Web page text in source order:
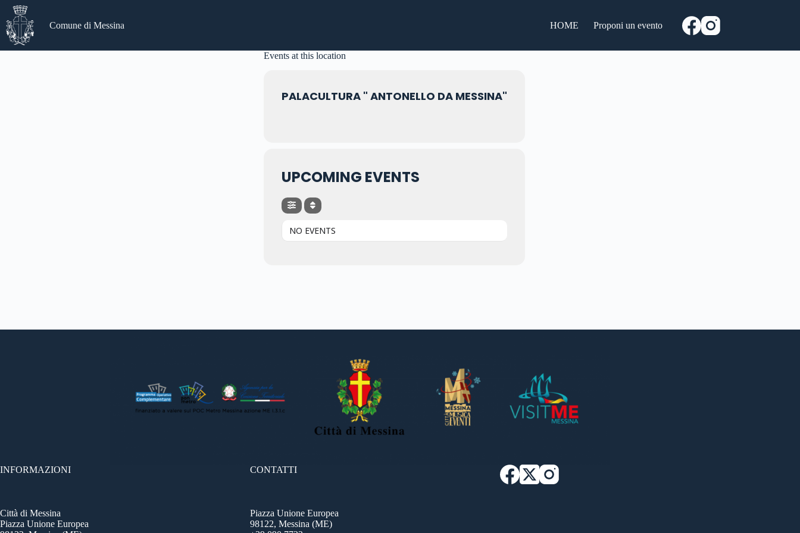
Salta
contenuto
Comune di Messina HOME Proponi un evento
Events at this location
PALACULTURA " ANTONELLO DA MESSINA"
UPCOMING EVENTS
NO EVENTS
INFORMAZIONI
Città di Messina
Piazza Unione Europea
CONTATTI
Piazza Unione Europea
98122, Messina (ME)